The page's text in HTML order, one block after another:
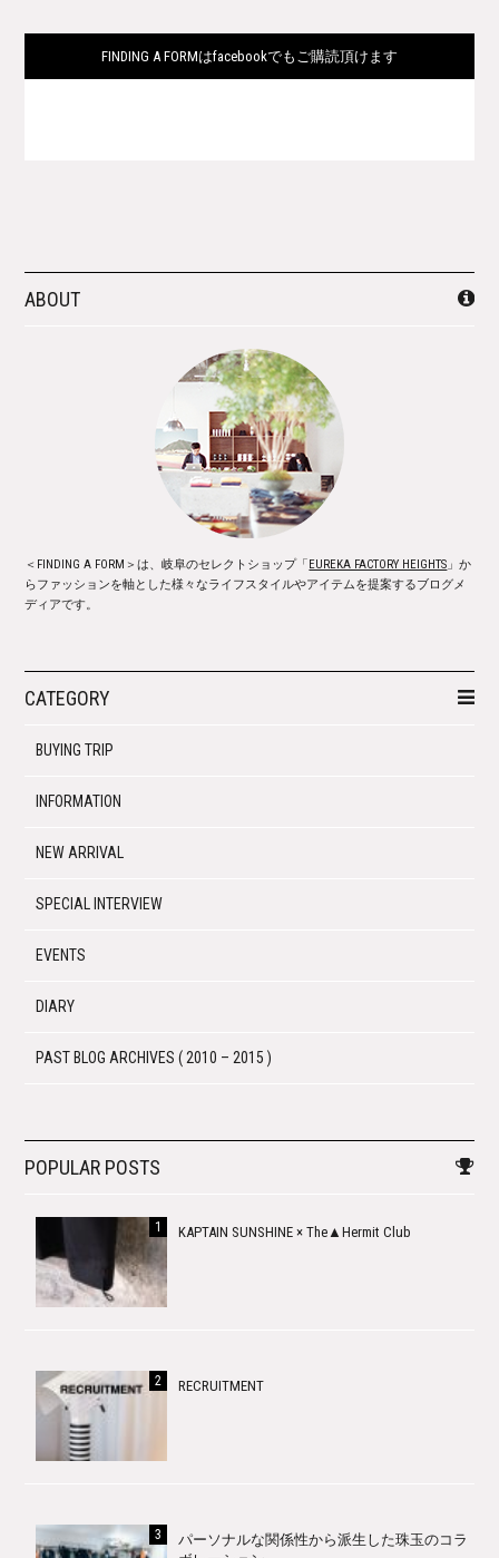
FINDING A FORMはfacebookでもご購読頂けます
ABOUT
＜FINDING A FORM＞は、岐阜のセレクトショップ「 EUREKA FACTORY HEIGHTS 」か
らファッションを軸とした様々なライフスタイルやアイテムを提案するブログメ
ディアです。
CATEGORY
BUYING TRIP
INFORMATION
NEW ARRIVAL
SPECIAL INTERVIEW
EVENTS
DIARY
PAST BLOG ARCHIVES ( 2010 – 2015 )
POPULAR POSTS
KAPTAIN SUNSHINE × The▲Hermit Club
RECRUITMENT
パーソナルな関係性から派生した珠玉のコラ